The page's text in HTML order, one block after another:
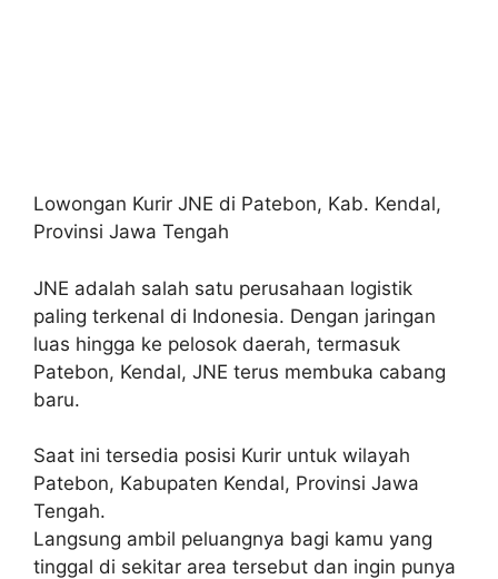
Lowongan Kurir JNE di Patebon, Kab. Kendal,
Provinsi Jawa Tengah
JNE adalah salah satu perusahaan logistik
paling terkenal di Indonesia. Dengan jaringan
luas hingga ke pelosok daerah, termasuk
Patebon, Kendal, JNE terus membuka cabang
baru.
Saat ini tersedia posisi Kurir untuk wilayah
Patebon, Kabupaten Kendal, Provinsi Jawa
Tengah.
Langsung ambil peluangnya bagi kamu yang
tinggal di sekitar area tersebut dan ingin punya